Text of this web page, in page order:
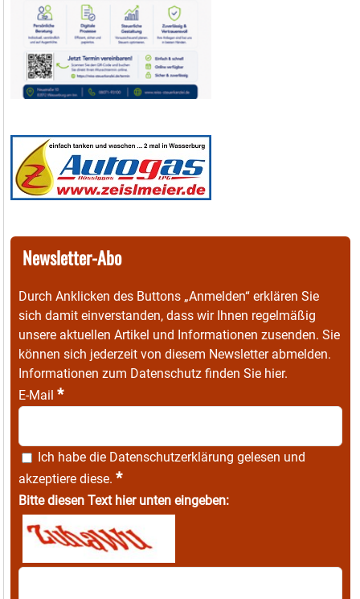
Newsletter-Abo
Durch Anklicken des Buttons „Anmelden“ erklären Sie
sich damit einverstanden, dass wir Ihnen regelmäßig
unsere aktuellen Artikel und Informationen zusenden. Sie
können sich jederzeit von diesem Newsletter abmelden.
Informationen zum Datenschutz finden Sie hier.
E-Mail *
Ich habe die Datenschutzerklärung gelesen und
akzeptiere diese. *
Bitte diesen Text hier unten eingeben: